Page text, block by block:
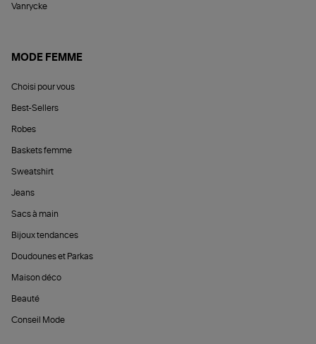
Vanrycke
MODE FEMME
Choisi pour vous
Best-Sellers
Robes
Baskets femme
Sweatshirt
Jeans
Sacs à main
Bijoux tendances
Doudounes et Parkas
Maison déco
Beauté
Conseil Mode